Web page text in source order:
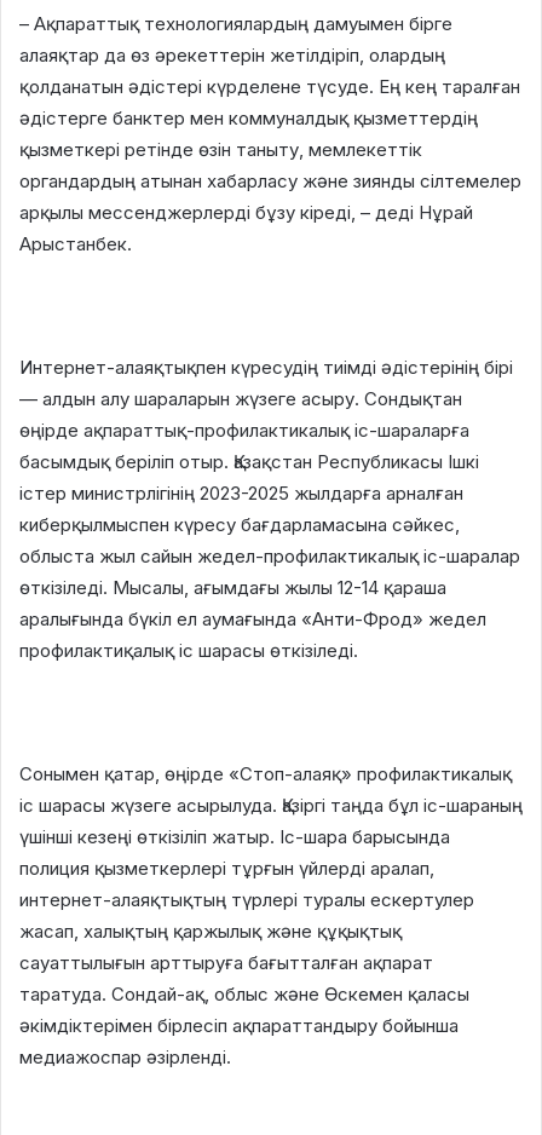
– Ақпараттық технологиялардың дамуымен бірге
алаяқтар да өз әрекеттерін жетілдіріп, олардың
қолданатын әдістері күрделене түсуде. Ең кең таралған
әдістерге банктер мен коммуналдық қызметтердің
қызметкері ретінде өзін таныту, мемлекеттік
органдардың атынан хабарласу және зиянды сілтемелер
арқылы мессенджерлерді бұзу кіреді, – деді Нұрай
Арыстанбек.
Интернет-алаяқтықпен күресудің тиімді әдістерінің бірі
— алдын алу шараларын жүзеге асыру. Сондықтан
өңірде ақпараттық-профилактикалық іс-шараларға
басымдық беріліп отыр. Қазақстан Республикасы Ішкі
істер министрлігінің 2023-2025 жылдарға арналған
киберқылмыспен күресу бағдарламасына сәйкес,
облыста жыл сайын жедел-профилактикалық іс-шаралар
өткізіледі. Мысалы, ағымдағы жылы 12-14 қараша
аралығында бүкіл ел аумағында «Анти-Фрод» жедел
профилактиқалық іс шарасы өткізіледі.
Сонымен қатар, өңірде «Стоп-алаяқ» профилактикалық
іс шарасы жүзеге асырылуда. Қазіргі таңда бұл іс-шараның
үшінші кезеңі өткізіліп жатыр. Іс-шара барысында
полиция қызметкерлері тұрғын үйлерді аралап,
интернет-алаяқтықтың түрлері туралы ескертулер
жасап, халықтың қаржылық және құқықтық
сауаттылығын арттыруға бағытталған ақпарат
таратуда. Сондай-ақ, облыс және Өскемен қаласы
әкімдіктерімен бірлесіп ақпараттандыру бойынша
медиажоспар әзірленді.